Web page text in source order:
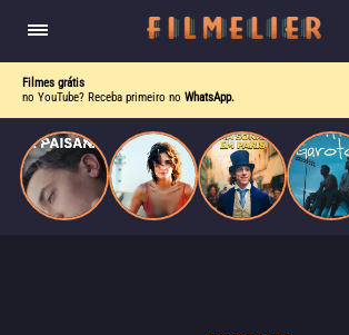
Filmes grátis
no YouTube? Receba primeiro no WhatsApp.
quando se apaixona por um de seus alvos.